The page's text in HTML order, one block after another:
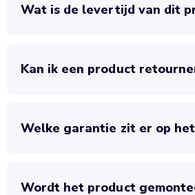
Wat is de levertijd van dit
Kan ik een product
Welke garantie zit er op
Wordt het product